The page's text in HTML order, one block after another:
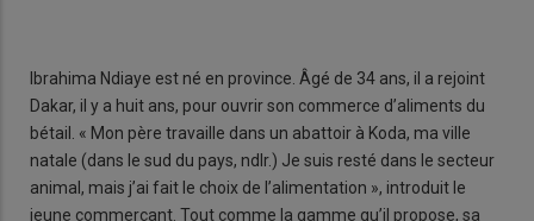
Ibrahima Ndiaye est né en province. Âgé de 34 ans, il a rejoint
Dakar, il y a huit ans, pour ouvrir son commerce d’aliments du
bétail. « Mon père travaille dans un abattoir à Koda, ma ville
natale (dans le sud du pays, ndlr.) Je suis resté dans le secteur
animal, mais j’ai fait le choix de l’alimentation », introduit le
jeune commerçant. Tout comme la gamme qu’il propose, sa